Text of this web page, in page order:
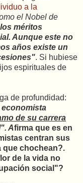
a la
el Nobel de
méritos
Aunque este no
años existe un
. Si hubiese
espirituales de
de profundidad:
de su carrera
Afirma que es en
centran sus
que chochean?.
de la vida no
social"?